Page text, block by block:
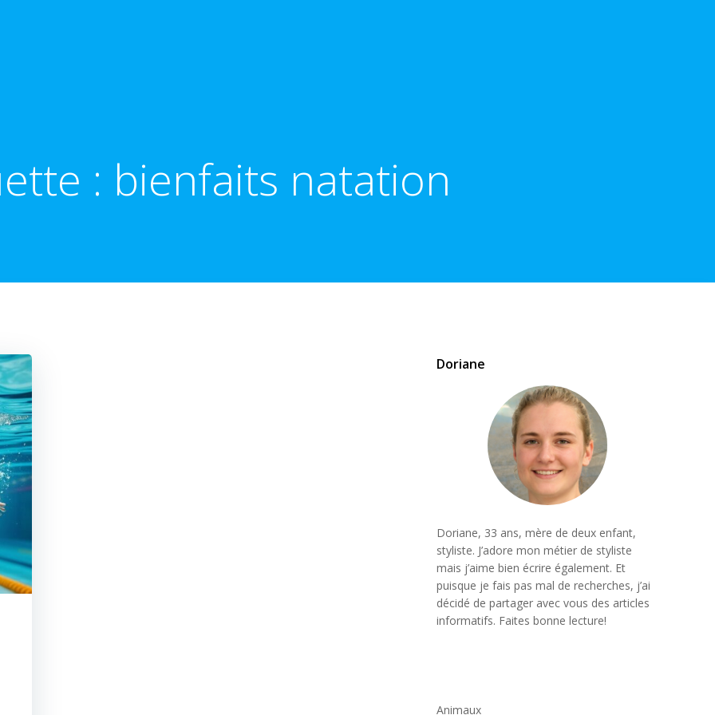
: bienfaits natation
Doriane
Doriane, 33 ans, mère de deux enfant,
styliste. J’adore mon métier de styliste
mais j’aime bien écrire également. Et
puisque je fais pas mal de recherches, j’ai
décidé de partager avec vous des articles
informatifs. Faites bonne lecture!
Animaux